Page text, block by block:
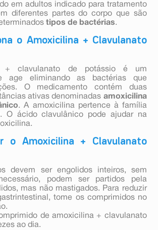
em adultos indicado para tratamento
diferentes partes do corpo que são
tipos de bactérias.
o Amoxicilina + Clavulanato
+ clavulanato de potássio é um
age eliminando as bactérias que
O medicamento contém duas
ativas denominadas amoxicilina
. A amoxicilina pertence à família
O ácido clavulânico pode ajudar na
o Amoxicilina + Clavulanato
devem ser engolidos inteiros, sem
podem ser partidos pela
mas não mastigados. Para reduzir
tome os comprimidos no
de amoxicilina + clavulanato
ao dia.